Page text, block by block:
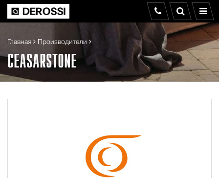
Главная Производители
CEASARSTONE